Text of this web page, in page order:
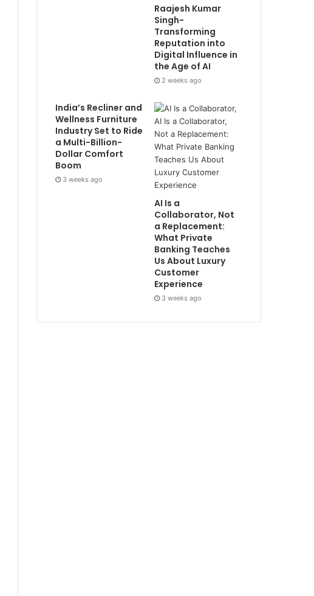
Raajesh Kumar
Singh-
Transforming
Reputation into
Digital Influence in
the Age of AI
2 weeks ago
India’s Recliner and
Wellness Furniture
Industry Set to Ride
a Multi-Billion-
Dollar Comfort
Boom
3 weeks ago
AI Is a
Collaborator, Not
a Replacement:
What Private
Banking Teaches
Us About Luxury
Customer
Experience
3 weeks ago